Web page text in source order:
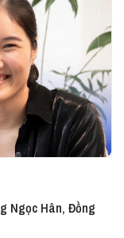
Ngọc Hân, Đồng